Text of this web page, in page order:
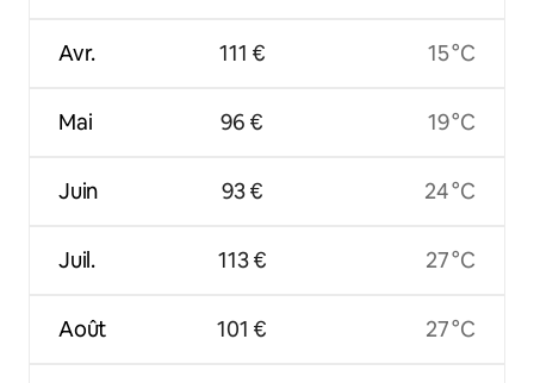
Avr.
Mai
Juin
Juil.
Août
111 €
96 €
93 €
113 €
101 €
15 °C
19 °C
24 °C
27 °C
27 °C